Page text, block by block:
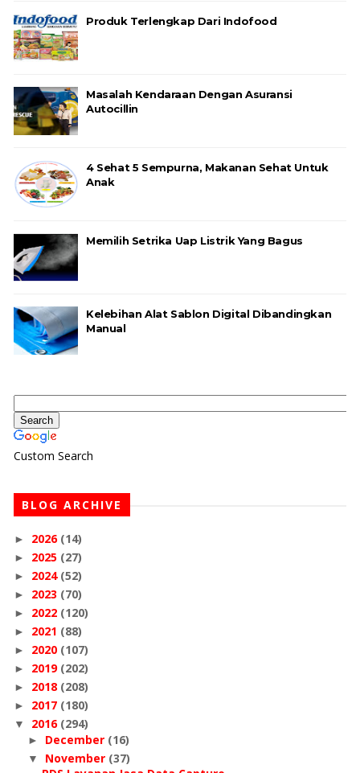
Produk Terlengkap Dari Indofood
Masalah Kendaraan Dengan Asuransi
Autocillin
4 Sehat 5 Sempurna, Makanan Sehat Untuk
Anak
Memilih Setrika Uap Listrik Yang Bagus
Kelebihan Alat Sablon Digital Dibandingkan
Manual
Custom Search
BLOG ARCHIVE
► 2026 (14)
► 2025 (27)
► 2024 (52)
► 2023 (70)
► 2022 (120)
► 2021 (88)
► 2020 (107)
► 2019 (202)
► 2018 (208)
► 2017 (180)
▼ 2016 (294)
► December (16)
▼ November (37)